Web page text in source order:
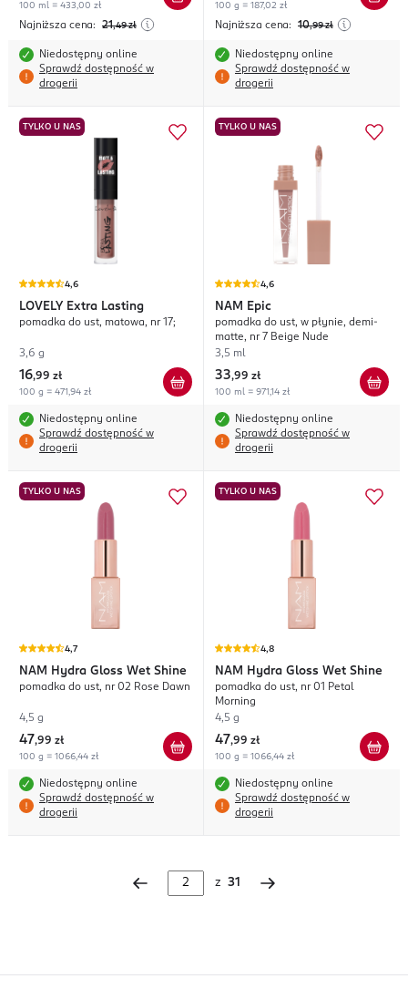
100 ml = 433,00 zł
Najniższa cena: 21,49 zł
Niedostępny online
Sprawdź dostępność w
drogerii
100 g = 187,02 zł
Najniższa cena: 10,99 zł
Niedostępny online
Sprawdź dostępność w
drogerii
TYLKO U NAS
4,6
LOVELY Extra Lasting
pomadka do ust, matowa, nr 17;
3,6 g
16,99 zł
100 g = 471,94 zł
Niedostępny online
Sprawdź dostępność w
drogerii
TYLKO U NAS
4,6
NAM Epic
pomadka do ust, w płynie, demi-
matte, nr 7 Beige Nude
3,5 ml
33,99 zł
100 ml = 971,14 zł
Niedostępny online
Sprawdź dostępność w
drogerii
TYLKO U NAS
4,7
NAM Hydra Gloss Wet Shine
pomadka do ust, nr 02 Rose Dawn
4,5 g
47,99 zł
100 g = 1066,44 zł
Niedostępny online
Sprawdź dostępność w
drogerii
TYLKO U NAS
4,8
NAM Hydra Gloss Wet Shine
pomadka do ust, nr 01 Petal
Morning
4,5 g
47,99 zł
100 g = 1066,44 zł
Niedostępny online
Sprawdź dostępność w
drogerii
z 31